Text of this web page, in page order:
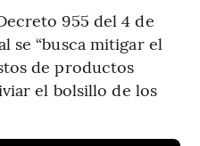
955 del 4 de
se “busca mitigar el
de productos
el bolsillo de los